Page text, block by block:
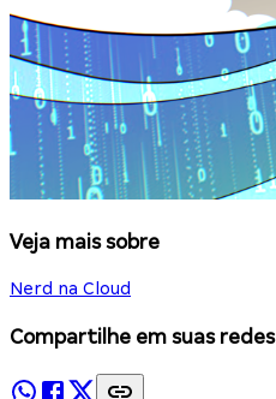
Veja mais sobre
Nerd na Cloud
Compartilhe em suas redes